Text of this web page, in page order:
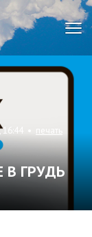
16:44 • печать
В ГРУДЬ